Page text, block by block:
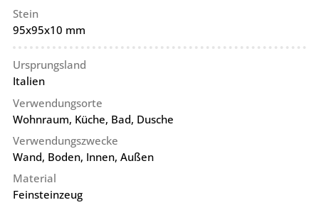
Stein
95x95x10 mm
Ursprungsland
Italien
Verwendungsorte
Wohnraum, Küche, Bad, Dusche
Verwendungszwecke
Wand, Boden, Innen, Außen
Material
Feinsteinzeug